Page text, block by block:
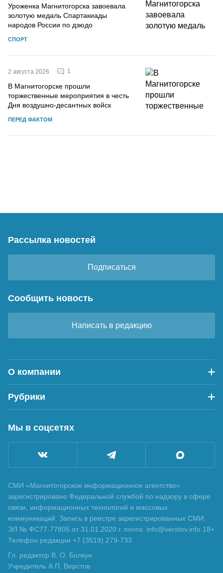
Уроженка Магнитогорска завоевала
золотую медаль Спартакиады
народов России по дзюдо
СПОРТ
2 августа 2026 1
В Магнитогорске прошли
торжественные мероприятия в честь
Дня воздушно-десантных войск
ПЕРЕД ФАКТОМ
Рассылка новостей
Подписаться
Сообщить новость
Написать в редакцию
О компании
Рубрики
Мы в соцсетях
СМИ «Магнитогорское информационное агентство»
зарегистрировано Федеральной службой по надзору в сфере
связи, информационных технологий и массовых
коммуникаций. Запись в реестре зарегистрированных СМИ:
ЭЛ № ФС77-77805 от 31.01.2020 г. почта: info@verstov.info 18+
Телефон редакции +7 (3519) 279-733
Гл. редактор В. О. Болкун
Учредитель А.П. Верстов